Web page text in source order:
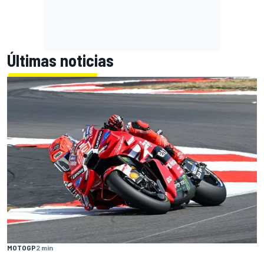
Últimas noticias
MOTOGP2 min